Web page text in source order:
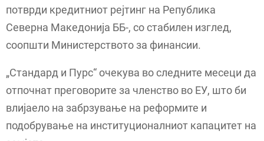
потврди кредитниот рејтинг на Република
Северна Македонија ББ-, со стабилен изглед,
соопшти Министерството за финансии.
„Стандард и Пурс“ очекува во следните месеци да
отпочнат преговорите за членство во ЕУ, што би
влијаело на забрзување на реформите и
подобрување на институционалниот капацитет на